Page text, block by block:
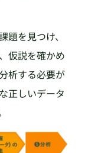
題を見つけ、
仮説を確かめ
析する必要が
正しいデータ